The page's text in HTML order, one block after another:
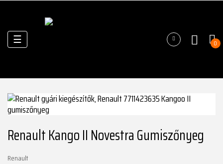
Váltás
a
☰ 0
Renault Kango II Novestra Gumiszőnyeg
Renault